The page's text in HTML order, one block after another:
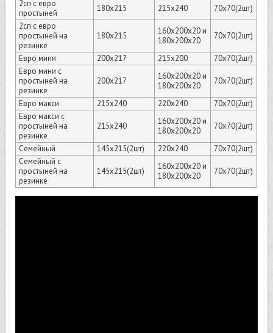
2сп с евро
простыней
180х215 215х240
70х70(2шт)
2сп с евро
простыней на
резинке
180х215
160х200х20 и
180х200х20
70х70(2шт)
Евро мини 200х217 215х200
70х70(2шт)
Евро мини с
простыней на
резинке
200х217
160х200х20 и
180х200х20
70х70(2шт)
Евро макси 215х240 220х240
70х70(2шт)
Евро макси с
простыней на
резинке
215х240
160х200х20 и
180х200х20
70х70(2шт)
Семейный 145х215(2шт) 220х240
70х70(2шт)
Семейный с
простыней на
резинке
145х215(2шт)
160х200х20 и
180х200х20
70х70(2шт)